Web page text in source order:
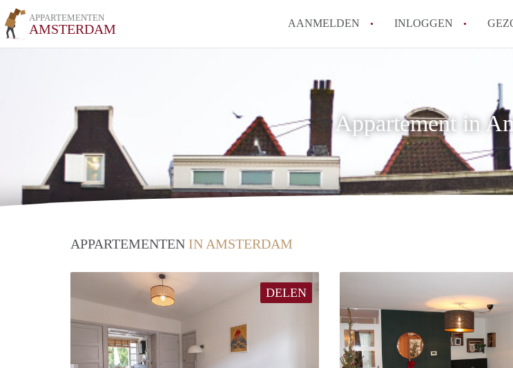
APPARTEMENTEN
AMSTERDAM AANMELDEN INLOGGEN
Wat is de
Amsterdam?
Wat zijn de
Hoe vind je
Wat zijn de
Kan je beter
Appartement in
APPARTEMENTEN IN AMSTERDAM
DELEN